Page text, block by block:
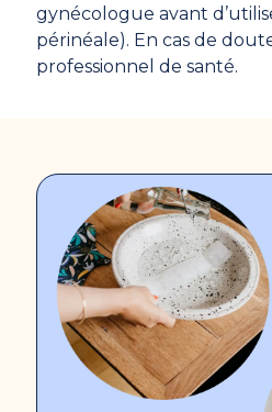
gynécologue avant
périnéale). En cas de
professionnel de santé.